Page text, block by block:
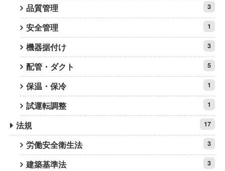
品質管理 3
安全管理 1
機器据付け 3
配管・ダクト 5
保温・保冷 1
試運転調整 1
法規 17
労働安全衛生法 3
建築基準法 3